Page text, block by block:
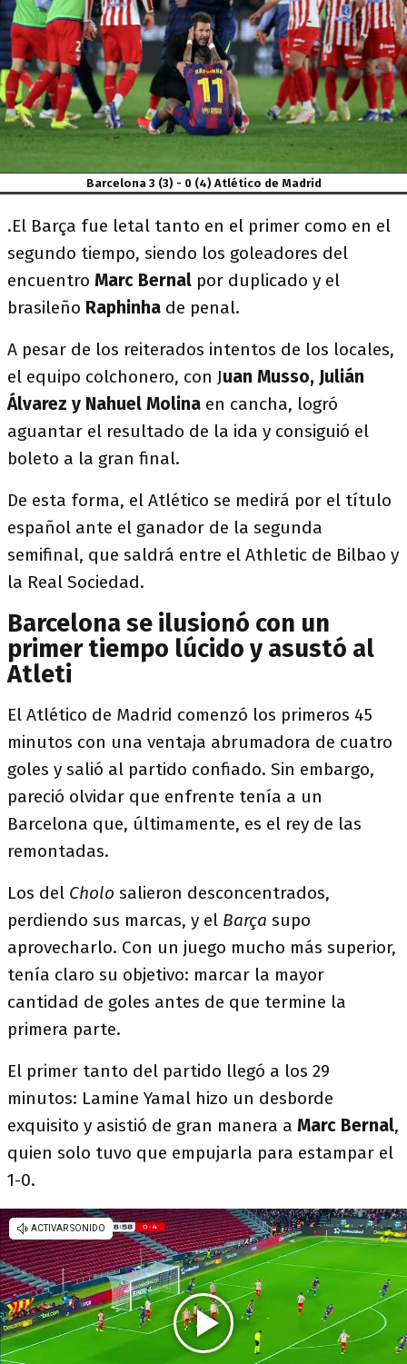
Barcelona 3 (3) - 0 (4) Atlético de Madrid
.El Barça fue letal tanto en el primer como en el
segundo tiempo, siendo los goleadores del
encuentro Marc Bernal por duplicado y el
brasileño Raphinha de penal.
A pesar de los reiterados intentos de los locales,
el equipo colchonero, con Juan Musso, Julián
Álvarez y Nahuel Molina en cancha, logró
aguantar el resultado de la ida y consiguió el
boleto a la gran final.
De esta forma, el Atlético se medirá por el título
español ante el ganador de la segunda
semifinal, que saldrá entre el Athletic de Bilbao y
la Real Sociedad.
Barcelona se ilusionó con un
primer tiempo lúcido y asustó al
Atleti
El Atlético de Madrid comenzó los primeros 45
minutos con una ventaja abrumadora de cuatro
goles y salió al partido confiado. Sin embargo,
pareció olvidar que enfrente tenía a un
Barcelona que, últimamente, es el rey de las
remontadas.
Los del Cholo salieron desconcentrados,
perdiendo sus marcas, y el Barça supo
aprovecharlo. Con un juego mucho más superior,
tenía claro su objetivo: marcar la mayor
cantidad de goles antes de que termine la
primera parte.
El primer tanto del partido llegó a los 29
minutos: Lamine Yamal hizo un desborde
exquisito y asistió de gran manera a Marc Bernal,
quien solo tuvo que empujarla para estampar el
1-0.